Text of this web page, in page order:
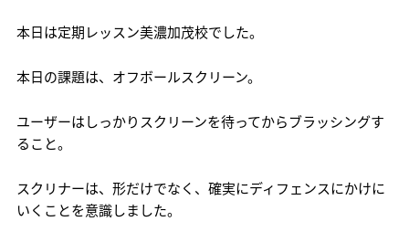
本日は定期レッスン美濃加茂校でした。
本日の課題は、オフボールスクリーン。
ユーザーはしっかりスクリーンを待ってからブラッシングす
ること。
スクリナーは、形だけでなく、確実にディフェンスにかけに
いくことを意識しました。